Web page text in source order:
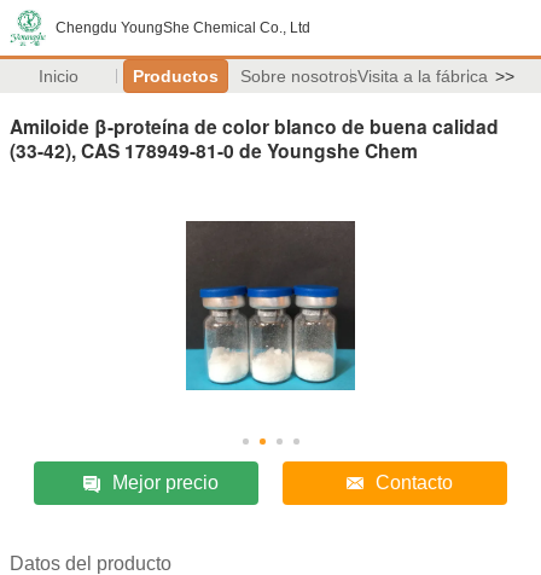
Chengdu YoungShe Chemical Co., Ltd
Inicio Productos Sobre nosotrosVisita a la fábrica >>
Amiloide β-proteína de color blanco de buena calidad
(33-42), CAS 178949-81-0 de Youngshe Chem
Mejor precio Contacto
Datos del producto